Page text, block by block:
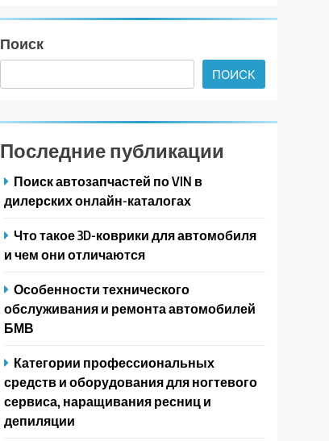
Поиск
ПОИСК
Последние публикации
Поиск автозапчастей по VIN в
дилерских онлайн-каталогах
Что такое 3D-коврики для автомобиля
и чем они отличаются
Особенности технического
обслуживания и ремонта автомобилей
БМВ
Категории профессиональных
средств и оборудования для ногтевого
сервиса, наращивания ресниц и
депиляции